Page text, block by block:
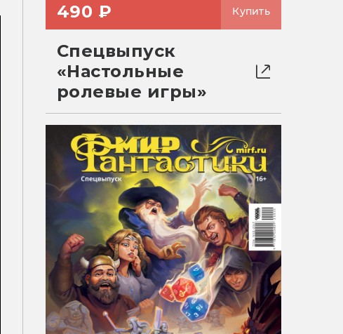
490 ₽ Купить
Спецвыпуск
«Настольные
ролевые игры»